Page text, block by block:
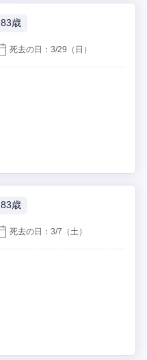
83歳
死去の日：3/29 （日）
83歳
死去の日：3/7 （土）